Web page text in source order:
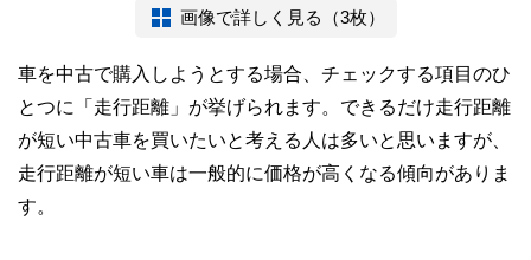
画像で詳しく見る（3枚）
車を中古で購入しようとする場合、チェックする項目のひ
とつに「走行距離」が挙げられます。できるだけ走行距離
が短い中古車を買いたいと考える人は多いと思いますが、
走行距離が短い車は一般的に価格が高くなる傾向がありま
す。